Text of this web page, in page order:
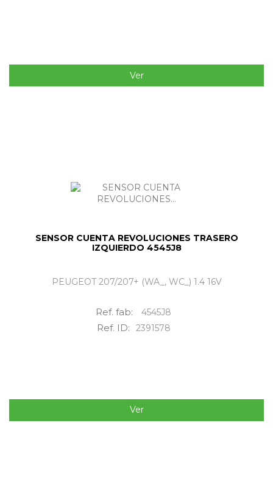
Ver
SENSOR CUENTA REVOLUCIONES TRASERO
IZQUIERDO 4545J8
PEUGEOT 207/207+ (WA_, WC_) 1.4 16V
Ref. fab: 4545J8
Ref. ID: 2391578
Ver